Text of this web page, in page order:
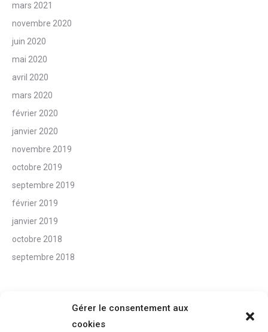
Gérer le consentement aux
cookies
mars 2021
novembre 2020
juin 2020
mai 2020
avril 2020
mars 2020
février 2020
janvier 2020
novembre 2019
octobre 2019
septembre 2019
février 2019
janvier 2019
octobre 2018
septembre 2018